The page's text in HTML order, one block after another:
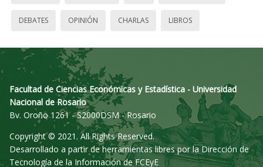
DEBATES OPINIÓN CHARLAS LIBROS
Facultad de Ciencias Económicas y Estadística - Universidad
Nacional de Rosario
Bv. Oroño 1261 - S2000DSM - Rosario
Copyright © 2021. All Rights Reserved.
Desarrollado a partir de herramientas libres por la Dirección de
Tecnología de la Información de FCEyE